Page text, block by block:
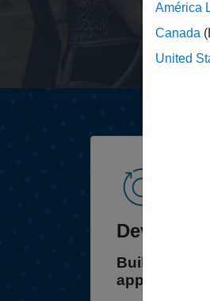
Build and
applications.
América
Canada
United